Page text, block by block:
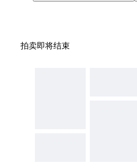
拍卖即将结束